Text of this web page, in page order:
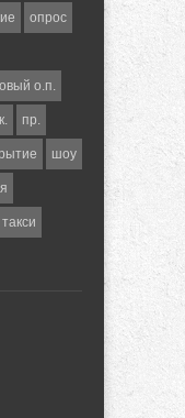
опрос
о.п.
пр.
шоу